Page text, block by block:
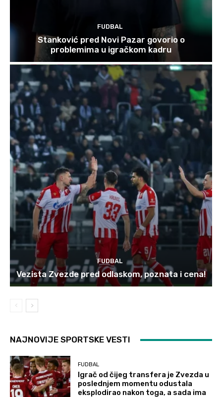
FUDBAL
Stanković pred Novi Pazar govorio o
problemima u igračkom kadru
FUDBAL
Vezista Zvezde pred odlaskom, poznata i cena!
NAJNOVIJE SPORTSKE VESTI
FUDBAL
Igrač od čijeg transfera je Zvezda u
poslednjem momentu odustala
eksplodirao nakon toga, a sada ima